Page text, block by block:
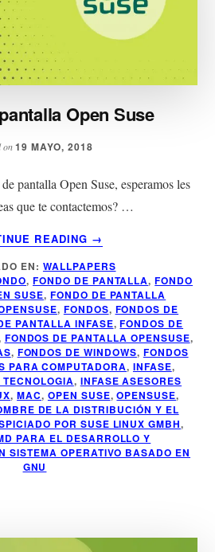
Open Suse
on19 MAYO, 2018
pantalla Open Suse, esperamos les
que te contactemos? …
READING
ACERCA
DE
FONDO
DE
PANTALLA
OPEN
SUSE
→
EN: WALLPAPERS
, FONDO DE PANTALLA,FONDO
SUSE, FONDO DE PANTALLA
, FONDOS, FONDOS DE
PANTALLA INFASE,FONDOS DE
FONDOS DE PANTALLA OPENSUSE,
, FONDOS DE WINDOWS, FONDOS
PARA COMPUTADORA, INFASE,
, INFASE ASESORES
,MAC, OPEN SUSE,OPENSUSE,
DE LA DISTRIBUCIÓN Y EL
POR SUSE LINUX GMBH,
PARA EL DESARROLLO Y
SISTEMA OPERATIVO BASADO EN
GNU